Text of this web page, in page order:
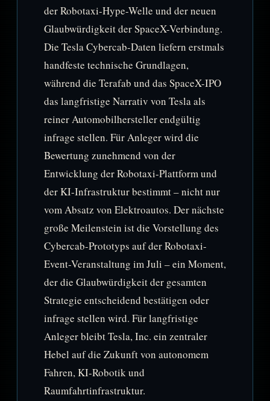
der Robotaxi-Hype-Welle und der neuen
Glaubwürdigkeit der SpaceX-Verbindung.
Die Tesla Cybercab-Daten liefern erstmals
handfeste technische Grundlagen,
während die Terafab und das SpaceX-IPO
das langfristige Narrativ von Tesla als
reiner Automobilhersteller endgültig
infrage stellen. Für Anleger wird die
Bewertung zunehmend von der
Entwicklung der Robotaxi-Plattform und
der KI-Infrastruktur bestimmt – nicht nur
vom Absatz von Elektroautos. Der nächste
große Meilenstein ist die Vorstellung des
Cybercab-Prototyps auf der Robotaxi-
Event-Veranstaltung im Juli – ein Moment,
der die Glaubwürdigkeit der gesamten
Strategie entscheidend bestätigen oder
infrage stellen wird. Für langfristige
Anleger bleibt Tesla, Inc. ein zentraler
Hebel auf die Zukunft von autonomem
Fahren, KI-Robotik und
Raumfahrtinfrastruktur.